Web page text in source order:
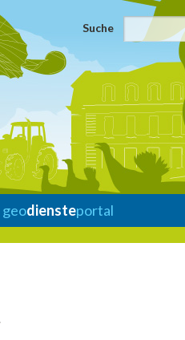
Suche
geodiensteportal